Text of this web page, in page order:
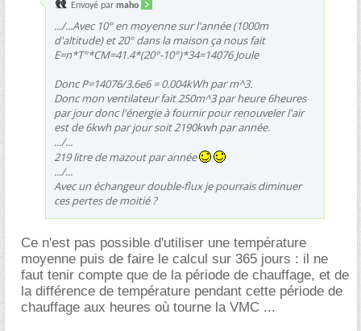
Envoyé par maho
.../...Avec 10° en moyenne sur l'année (1000m
d'altitude) et 20° dans la maison ça nous fait
E=n*T°*CM=41.4*(20°-10°)*34=14076 Joule
Donc P=14076/3.6e6 = 0.004kWh par m^3.
Donc mon ventilateur fait 250m^3 par heure 6heures
par jour donc l'énergie à fournir pour renouveler l'air
est de 6kwh par jour soit 2190kwh par année.
.../...
219 litre de mazout par année
.../...
Avec un échangeur double-flux je pourrais diminuer
ces pertes de moitié ?
Ce n'est pas possible d'utiliser une température
moyenne puis de faire le calcul sur 365 jours : il ne
faut tenir compte que de la période de chauffage, et de
la différence de température pendant cette période de
chauffage aux heures où tourne la VMC ...